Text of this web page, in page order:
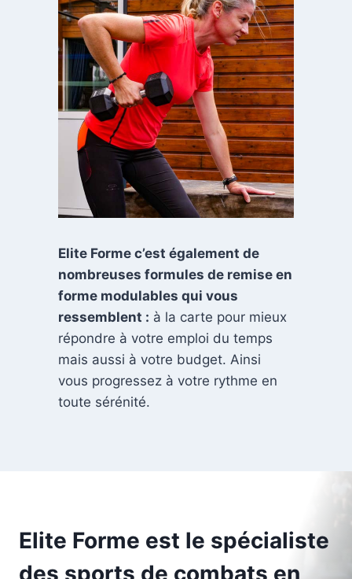
Elite Forme c’est également de
nombreuses formules de remise en
forme modulables qui vous
ressemblent : à la carte pour mieux
répondre à votre emploi du temps
mais aussi à votre budget. Ainsi
vous progressez à votre rythme en
toute sérénité.
Elite Forme est le spécialiste
des sports de combats en